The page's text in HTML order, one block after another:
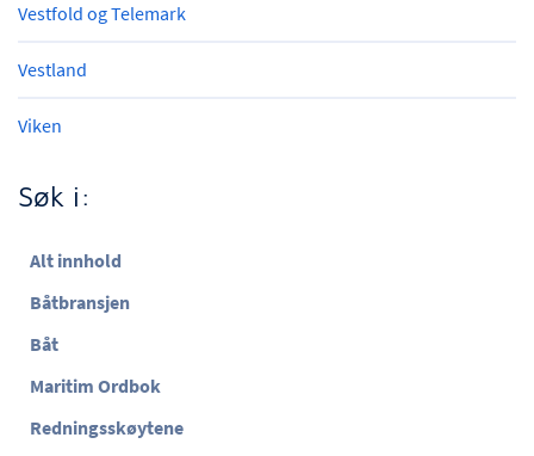
Vestfold og Telemark
Vestland
Viken
Søk i:
Alt innhold
Båtbransjen
Båt
Maritim Ordbok
Redningsskøytene